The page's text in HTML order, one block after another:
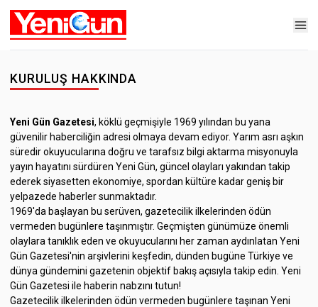
KURULUŞ HAKKINDA
Yeni Gün Gazetesi, köklü geçmişiyle 1969 yılından bu yana
güvenilir haberciliğin adresi olmaya devam ediyor. Yarım asrı aşkın
süredir okuyucularına doğru ve tarafsız bilgi aktarma misyonuyla
yayın hayatını sürdüren Yeni Gün, güncel olayları yakından takip
ederek siyasetten ekonomiye, spordan kültüre kadar geniş bir
yelpazede haberler sunmaktadır.
1969'da başlayan bu serüven, gazetecilik ilkelerinden ödün
vermeden bugünlere taşınmıştır. Geçmişten günümüze önemli
olaylara tanıklık eden ve okuyucularını her zaman aydınlatan Yeni
Gün Gazetesi'nin arşivlerini keşfedin, dünden bugüne Türkiye ve
dünya gündemini gazetenin objektif bakış açısıyla takip edin. Yeni
Gün Gazetesi ile haberin nabzını tutun!
Gazetecilik ilkelerinden ödün vermeden bugünlere taşınan Yeni